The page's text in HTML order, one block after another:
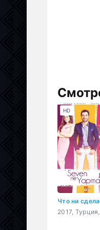
HD